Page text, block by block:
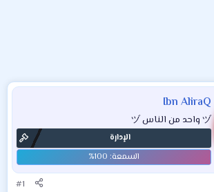
Ibn AliraQ
ヅ واحد من الناس ヅ
الإدارة
#1